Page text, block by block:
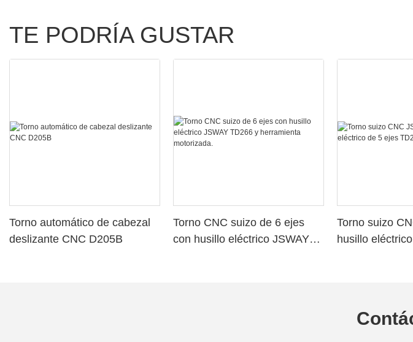
TE PODRÍA GUSTAR
Torno automático de cabezal
deslizante CNC D205B
Torno CNC suizo de 6 ejes
con husillo eléctrico JSWAY
Torno suizo
husillo